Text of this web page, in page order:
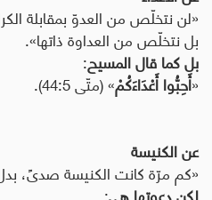
«لن نتخلّص من العدوّ بمقابلة
بل نتخلّص من العداوة ذاتها».
بل كما قال المسيح:
«أَحِبُّوا أَعْدَاءَكُمْ» (متّى 44:5).
عن الكنيسة
«كم مرّة كانت الكنيسة صدىً،